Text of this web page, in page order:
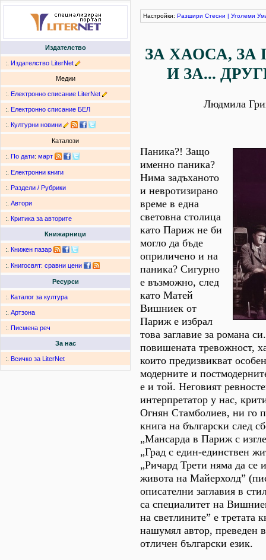
Издателство
:. Издателство LiterNet
Медии
:. Електронно списание LiterNet
:. Електронно списание БЕЛ
:. Културни новини
Каталози
:. По дати: март
:. Електронни книги
:. Раздели / Рубрики
:. Автори
:. Критика за авторите
Книжарници
:. Книжен пазар
:. Книгосвят: сравни цени
Ресурси
:. Каталог за култура
:. Артзона
:. Писмена реч
За нас
:. Всичко за LiterNet
Настройки: Разшири Стесни | Уголеми
ЗА ХАОСА,
И ЗА...
Людмила
Паника?! Защо
именно паника?
Нима задъханото
и невротизирано
време в една
световна столица
като Париж не би
могло да бъде
оприличено и на
паника? Сигурно
е възможно, след
като Матей
Вишниек от
Париж е избрал
това заглавие за романа
повишената тревожност,
които предизвикват
модерните и
е и той. Неговият
интерпретатор у нас,
Огнян Стамболиев, ни го
книга на български след
„Мансарда в Париж с
„Град с един-единствен
„Ричард Трети няма да се
живота на Майерхолд”
описателни заглавия в
са специалитет на
на светлините” е третата
нашумял автор, преведен
отличен български език.